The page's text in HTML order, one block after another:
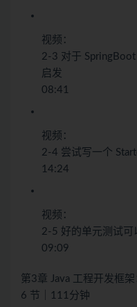
视频：
2-3 对于
启发
08:41
视频：
2-4 尝试写一个
14:24
视频：
2-5 好的单元测试可
09:09
第3章 Java 工程开发框
6 节｜111分钟